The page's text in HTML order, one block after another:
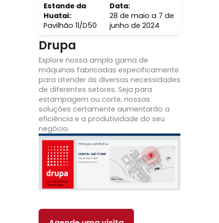
Estande da
Huatai:
Pavilhão 11/D50
Data:
28 de maio a 7 de
junho de 2024
Drupa
Explore nossa ampla gama de
máquinas fabricadas especificamente
para atender às diversas necessidades
de diferentes setores. Seja para
estampagem ou corte, nossas
soluções certamente aumentarão a
eficiência e a produtividade do seu
negócio.